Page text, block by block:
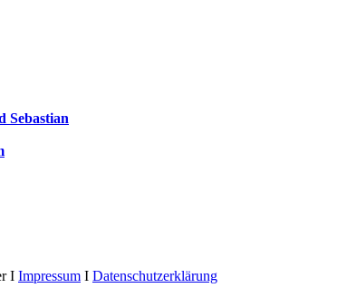
Sebastian
I Impressum I Datenschutzerklärung